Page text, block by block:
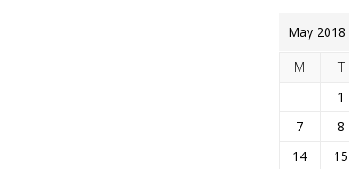
May 2018
M T
1
7
8
14
15